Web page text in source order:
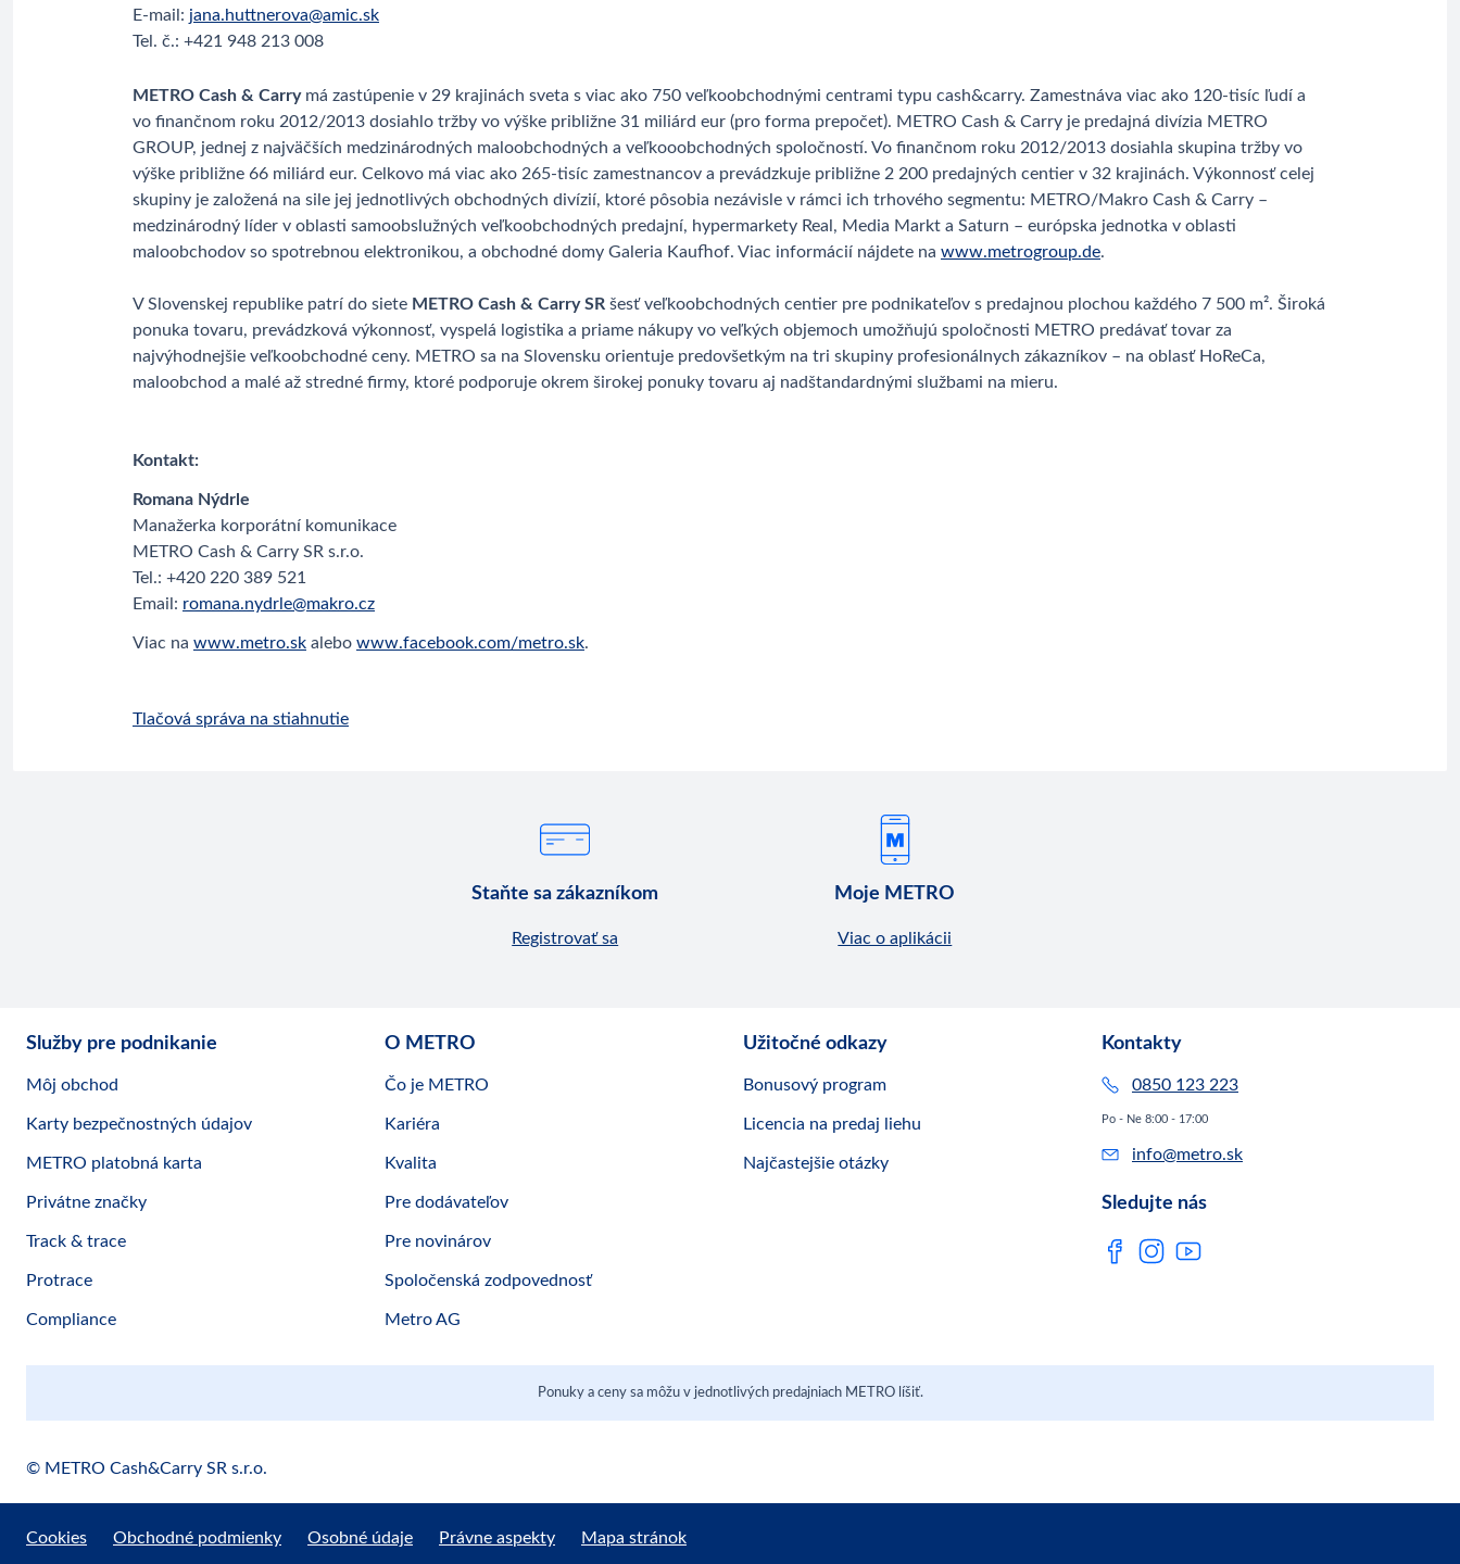
E-mail: jana.huttnerova@amic.sk
Tel. č.: +421 948 213 008
METRO Cash & Carrymá zastúpenie v 29 krajinách sveta s viac ako 750 veľkoobchodnými centrami typu cash&carry. Zamestnáva viac ako 120-tisíc ľudí a
vo finančnom roku 2012/2013 dosiahlo tržby vo výške približne 31 miliárd eur (pro forma prepočet). METRO Cash & Carry je predajná divízia METRO
GROUP, jednej z najväčších medzinárodných maloobchodných a veľkooobchodných spoločností. Vo finančnom roku 2012/2013 dosiahla skupina tržby vo
výške približne 66 miliárd eur. Celkovo má viac ako 265-tisíc zamestnancov a prevádzkuje približne 2 200 predajných centier v 32 krajinách. Výkonnosť celej
skupiny je založená na sile jej jednotlivých obchodných divízií, ktoré pôsobia nezávisle v rámci ich trhového segmentu: METRO/Makro Cash & Carry –
medzinárodný líder v oblasti samoobslužných veľkoobchodných predajní, hypermarkety Real, Media Markt a Saturn – európska jednotka v oblasti
maloobchodov so spotrebnou elektronikou, a obchodné domy Galeria Kaufhof. Viac informácií nájdete na www.metrogroup.de.
V Slovenskej republike patrí do siete METRO Cash & Carry SR šesť veľkoobchodných centier pre podnikateľov s predajnou plochou každého 7 500 m². Široká
ponuka tovaru, prevádzková výkonnosť, vyspelá logistika a priame nákupy vo veľkých objemoch umožňujú spoločnosti METRO predávať tovar za
najvýhodnejšie veľkoobchodné ceny. METRO sa na Slovensku orientuje predovšetkým na tri skupiny profesionálnych zákazníkov – na oblasť HoReCa,
maloobchod a malé až stredné firmy, ktoré podporuje okrem širokej ponuky tovaru aj nadštandardnými službami na mieru.
Kontakt:
Romana Nýdrle
Manažerka korporátní komunikace
METRO Cash & Carry SR s.r.o.
Tel.: +420 220 389 521
Email: romana.nydrle@makro.cz
Viac na www.metro.sk alebo www.facebook.com/metro.sk.
Tlačová správa na stiahnutie
Staňte sa zákazníkom
Registrovať sa
Moje METRO
Viac o aplikácii
Služby pre podnikanie
Môj obchod
Karty bezpečnostných údajov
METRO platobná karta
Privátne značky
Track & trace
Protrace
Compliance
O METRO
Čo je METRO
Kariéra
Kvalita
Pre dodávateľov
Pre novinárov
Spoločenská zodpovednosť
Metro AG
Užitočné odkazy
Bonusový program
Licencia na predaj liehu
Najčastejšie otázky
Kontakty
0850 123 223
Po - Ne 8:00 - 17:00
info@metro.sk
Sledujte nás
Ponuky a ceny sa môžu v jednotlivých predajniach METRO líšiť.
© METRO Cash&Carry SR s.r.o.
Cookies Obchodné podmienky Osobné údaje Právne aspekty Mapa stránok